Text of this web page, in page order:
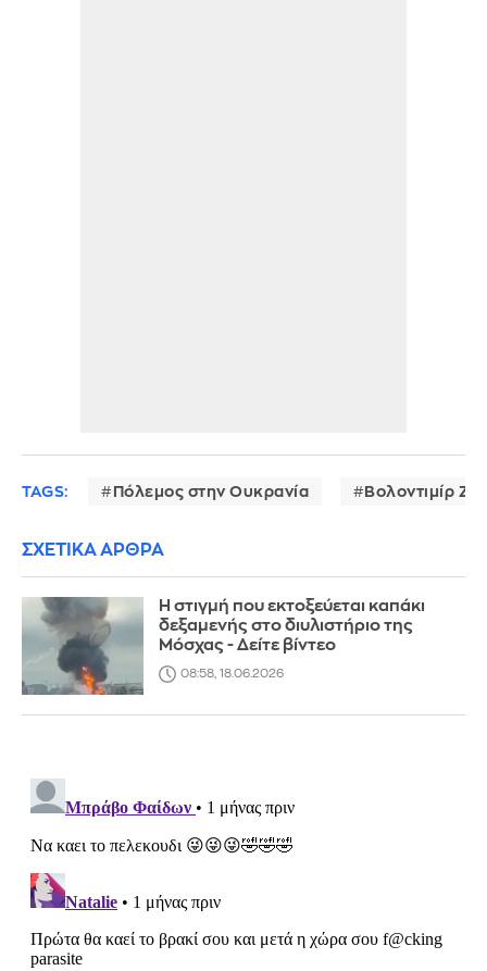
TAGS: Πόλεμος στην Ουκρανία Βολοντιμίρ
ΣΧΕΤΙΚΑ ΑΡΘΡΑ
Η στιγμή που εκτοξεύεται καπάκι
δεξαμενής στο διυλιστήριο της
Μόσχας - Δείτε βίντεο
08:58, 18.06.2026